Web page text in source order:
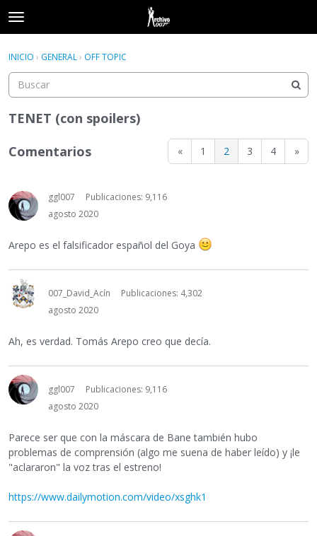
t
o
g
e
m
e
u
Acceder
Acceder Registrarse
INICIO › GENERAL› OFF TOPIC
TENET (con spoilers)
« 1 2 3 4 »
Comentarios
ggl007
Publicaciones: 9,116
agosto 2020
Arepo es el falsificador español del Goya
007_David_Acín
Publicaciones: 4,302
agosto 2020
Ah, es verdad. Tomás Arepo creo que decía.
ggl007
Publicaciones: 9,116
agosto 2020
Parece ser que con la máscara de Bane también hubo
problemas de comprensión (algo me suena de haber leído) y ¡le
"aclararon" la voz tras el estreno!
https://www.dailymotion.com/video/xsghk1